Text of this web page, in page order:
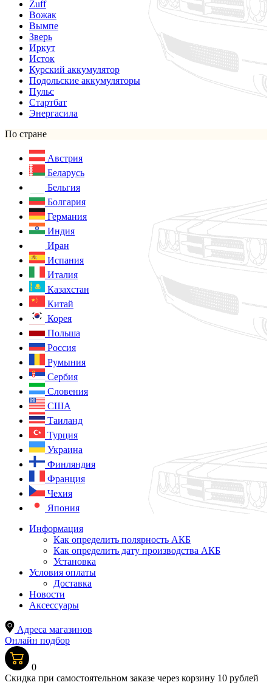
Zuff
Вожак
Вымпе
Зверь
Иркут
Исток
Курский аккумулятор
Подольские аккумуляторы
Пульс
Стартбат
Энергасила
По стране
Австрия
Беларусь
Бельгия
Болгария
Германия
Индия
Иран
Испания
Италия
Казахстан
Китай
Корея
Польша
Россия
Румыния
Сербия
Словения
США
Таиланд
Турция
Украина
Финляндия
Франция
Чехия
Япония
Информация
Как определить полярность АКБ
Как определить дату производства АКБ
Установка
Условия оплаты
Доставка
Новости
Аксессуары
Адреса магазинов
Онлайн подбор
0
Скидка при самостоятельном заказе через корзину 10 рублей